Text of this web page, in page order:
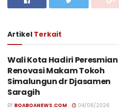
Artikel Terkait
Wali Kota Hadiri Peresmian
Renovasi Makam Tokoh
Simalungun dr Djasamen
Saragih
BY BOABOANEWS.COM 04/08/2026